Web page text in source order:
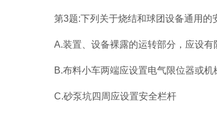
第3题:下列关于烧结和球团设备通用的
A.装置、设备裸露的运转部分，应设
B.布料小车两端应设置电气限位器或机
C.砂泵坑四周应设置安全栏杆